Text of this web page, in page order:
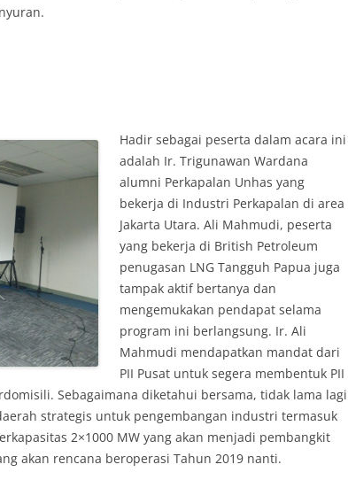
Hadir sebagai peserta dalam acara ini
adalah Ir. Trigunawan Wardana
alumni Perkapalan Unhas yang
bekerja di Industri Perkapalan di area
Jakarta Utara. Ali Mahmudi, peserta
yang bekerja di British Petroleum
penugasan LNG Tangguh Papua juga
tampak aktif bertanya dan
mengemukakan pendapat selama
program ini berlangsung. Ir. Ali
Mahmudi mendapatkan mandat dari
PII Pusat untuk segera membentuk PII
Sebagaimana diketahui bersama, tidak lama lagi
strategis untuk pengembangan industri termasuk
2×1000 MW yang akan menjadi pembangkit
akan rencana beroperasi Tahun 2019 nanti.